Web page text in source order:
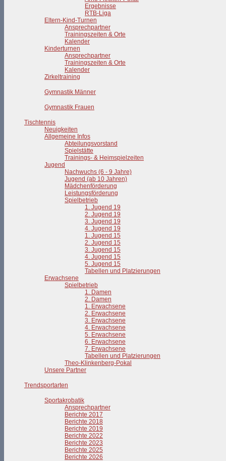
Ergebnisse
RTB-Liga
Eltern-Kind-Turnen
Ansprechpartner
Trainingszeiten & Orte
Kalender
Kinderturnen
Ansprechpartner
Trainingszeiten & Orte
Kalender
Zirkeltraining
Gymnastik Männer
Gymnastik Frauen
Tischtennis
Neuigkeiten
Allgemeine Infos
Abteilungsvorstand
Spielstätte
Trainings- & Heimspielzeiten
Jugend
Nachwuchs (6 - 9 Jahre)
Jugend (ab 10 Jahren)
Mädchenförderung
Leistungsförderung
Spielbetrieb
1. Jugend 19
2. Jugend 19
3. Jugend 19
4. Jugend 19
1. Jugend 15
2. Jugend 15
3. Jugend 15
4. Jugend 15
5. Jugend 15
Tabellen und Platzierungen
Erwachsene
Spielbetrieb
1. Damen
2. Damen
1. Erwachsene
2. Erwachsene
3. Erwachsene
4. Erwachsene
5. Erwachsene
6. Erwachsene
7. Erwachsene
Tabellen und Platzierungen
Theo-Klinkenberg-Pokal
Unsere Partner
Trendsportarten
Sportakrobatik
Ansprechpartner
Berichte 2017
Berichte 2018
Berichte 2019
Berichte 2022
Berichte 2023
Berichte 2025
Berichte 2026